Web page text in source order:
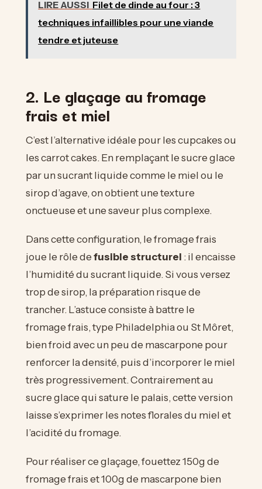
LIRE AUSSI Filet de dinde au four : 3
techniques infaillibles pour une viande
tendre et juteuse
2. Le glaçage au fromage
frais et miel
C’est l’alternative idéale pour les cupcakes ou
les carrot cakes. En remplaçant le sucre glace
par un sucrant liquide comme le miel ou le
sirop d’agave, on obtient une texture
onctueuse et une saveur plus complexe.
Dans cette configuration, le fromage frais
joue le rôle defusible structurel : il encaisse
l’humidité du sucrant liquide. Si vous versez
trop de sirop, la préparation risque de
trancher. L’astuce consiste à battre le
fromage frais, type Philadelphia ou St Môret,
bien froid avec un peu de mascarpone pour
renforcer la densité, puis d’incorporer le miel
très progressivement. Contrairement au
sucre glace qui sature le palais, cette version
laisse s’exprimer les notes florales du miel et
l’acidité du fromage.
Pour réaliser ce glaçage, fouettez 150g de
fromage frais et 100g de mascarpone bien